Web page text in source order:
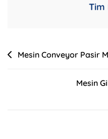
Tim
Mesin Conveyor Pasir
Mesin